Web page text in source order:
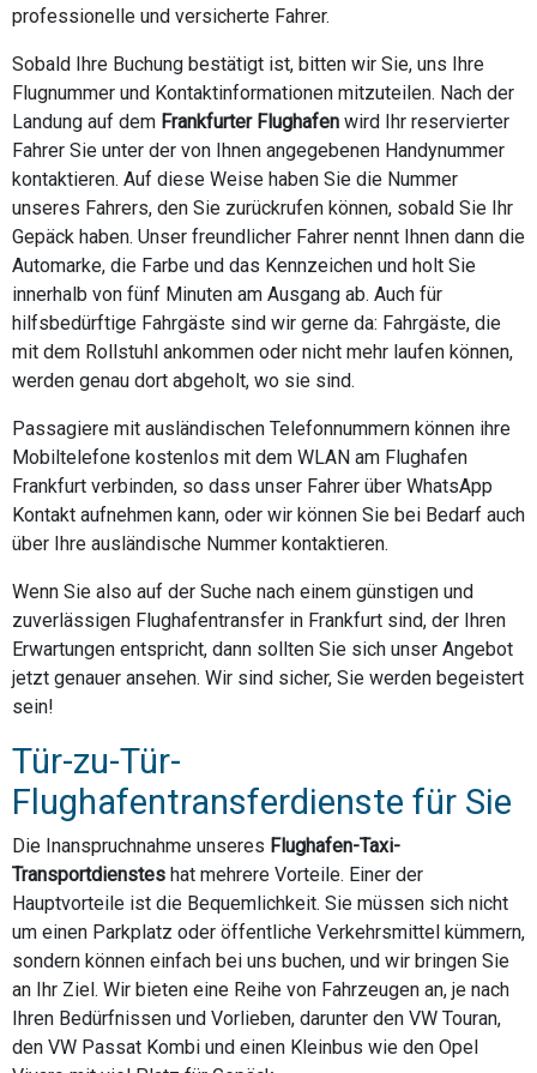
professionelle und versicherte Fahrer.
Sobald Ihre Buchung bestätigt ist, bitten wir Sie, uns Ihre
Flugnummer und Kontaktinformationen mitzuteilen. Nach der
Landung auf dem Frankfurter Flughafen wird Ihr reservierter
Fahrer Sie unter der von Ihnen angegebenen Handynummer
kontaktieren. Auf diese Weise haben Sie die Nummer
unseres Fahrers, den Sie zurückrufen können, sobald Sie Ihr
Gepäck haben. Unser freundlicher Fahrer nennt Ihnen dann die
Automarke, die Farbe und das Kennzeichen und holt Sie
innerhalb von fünf Minuten am Ausgang ab. Auch für
hilfsbedürftige Fahrgäste sind wir gerne da: Fahrgäste, die
mit dem Rollstuhl ankommen oder nicht mehr laufen können,
werden genau dort abgeholt, wo sie sind.
Passagiere mit ausländischen Telefonnummern können ihre
Mobiltelefone kostenlos mit dem WLAN am Flughafen
Frankfurt verbinden, so dass unser Fahrer über WhatsApp
Kontakt aufnehmen kann, oder wir können Sie bei Bedarf auch
über Ihre ausländische Nummer kontaktieren.
Wenn Sie also auf der Suche nach einem günstigen und
zuverlässigen Flughafentransfer in Frankfurt sind, der Ihren
Erwartungen entspricht, dann sollten Sie sich unser Angebot
jetzt genauer ansehen. Wir sind sicher, Sie werden begeistert
sein!
Tür-zu-Tür-
Flughafentransferdienste für Sie
Die Inanspruchnahme unseres Flughafen-Taxi-
Transportdienstes hat mehrere Vorteile. Einer der
Hauptvorteile ist die Bequemlichkeit. Sie müssen sich nicht
um einen Parkplatz oder öffentliche Verkehrsmittel kümmern,
sondern können einfach bei uns buchen, und wir bringen Sie
an Ihr Ziel. Wir bieten eine Reihe von Fahrzeugen an, je nach
Ihren Bedürfnissen und Vorlieben, darunter den VW Touran,
den VW Passat Kombi und einen Kleinbus wie den Opel